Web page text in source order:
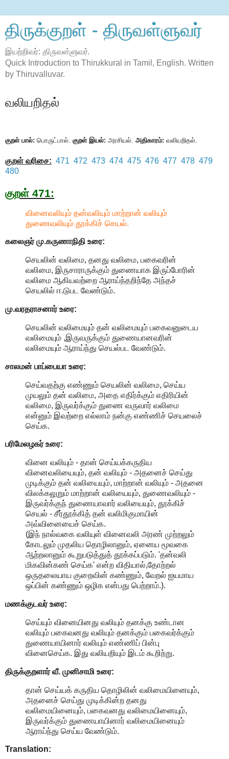
திருக்குறள் - திருவள்ளுவர்
இயற்றிவர்: திருவள்ளுவர்.
Quick Introduction to Thirukkural in Tamil, English. Written
by Thiruvalluvar.
வலியறிதல்
குறள் பால்: பொருட்பால். குறள் இயல்: அரசியல். அதிகாரம்: வலியறிதல்.
குறள் வரிசை: 471 472 473 474 475 476 477 478 479
480
குறள் 471:
வினைவலியும் தன்வலியும் மாற்றான் வலியும்
துணைவலியும் தூக்கிச் செயல்.
கலைஞர் மு.கருணாநிதி உரை:
செயலின் வலிமை, தனது வலிமை, பகைவரின்
வலிமை, இருசாராருக்கும் துணையாக இருப்போரின்
வலிமை ஆகியவற்றை ஆராய்ந்தறிந்தே அந்தச்
செயலில் ஈ.டுபட வேண்டும்.
மு.வரதராசனார்உரை:
செயலின் வலிமையும் தன் வலிமையும் பகைவனுடைய
வலிமையும் ,இருவருக்கும் துணையானவரின்
வலிமையும் ஆராய்ந்து செயல்பட வேண்டும்.
சாலமன் பாப்பையா உரை:
செய்வதற்கு எண்ணும் செயலின் வலிமை, செய்ய
முயலும் தன் வலிமை, அதை எதிர்க்கும் எதிரியின்
வலிமை, இருவர்க்கும் துணை வருவார் வலிமை
என்னும் இவற்றை எல்லாம் நன்கு எண்ணிச் செயலைச்
செய்க.
பரிமேலழகர் உரை:
வினை வலியும் - தான் செய்யக்கருதிய
வினைவலியையும், தன் வலியும் - அதனைச் செய்து
முடிக்கும் தன் வலியையும், மாற்றான் வலியும் - அதனை
விலக்கலுறும் மாற்றான் வலியையும், துணைவலியும் -
இருவர்க்குந் துணையாவார் வலியையும், தூக்கிச்
செயல் - சீர்தூக்கித் தன் வலிமிகுமாயின்
அவ்வினையைச் செய்க.
(இந் நால்வகை வலியுள் வினைவலி அரண் முற்றலும்
கோடலும் முதலிய தொழிலானும், ஏனைய மூவகை
ஆற்றலானும் கூறுபடுத்துத் தூக்கப்படும். 'தன்வலி
மிகவின்கண் செய்க' என்ற விதியால்,தோற்றல்
ஒருதலையாய குறைவின் கண்ணும், வேறல் ஐயமாய
ஒப்பின் கண்ணும் ஒழிக என்பது பெற்றாம்.).
மணக்குடவர் உரை:
செய்யும் வினையினது வலியும் தனக்கு உண்டான
வலியும் பகைவனது வலியும் தனக்கும் பகைவர்க்கும்
துணையாயினார் வலியும் எண்ணிப் பின்பு
வினைசெய்க. இது வலியறியும் இடம் கூறிற்று.
திருக்குறளார் வீ. முனிசாமி உரை:
தான் செய்யக் கருதிய தொழிலின் வலிமையினையும்,
அதனைச் செய்து முடிக்கின்ற தனது
வலிமையினையும், பகைவனது வலிமையினையும்,
இருவர்க்கும் துணையாயினார் வலிமையினையும்
ஆராய்ந்து செய்ய வேண்டும்.
Translation: